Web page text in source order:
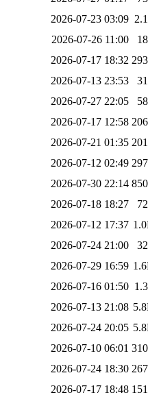
2026-07-23 03:09
2026-07-26 11:00
2026-07-17 18:32
2026-07-13 23:53
2026-07-27 22:05
2026-07-17 12:58
2026-07-21 01:35
2026-07-12 02:49
2026-07-30 22:14
2026-07-18 18:27
2026-07-12 17:37
2026-07-24 21:00
2026-07-29 16:59
2026-07-16 01:50
2026-07-13 21:08
2026-07-24 20:05
2026-07-10 06:01
2026-07-24 18:30
2026-07-17 18:48